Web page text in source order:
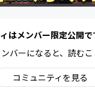
はメンバー限定公開で
バーになると、読むこ
コミュニティを見る